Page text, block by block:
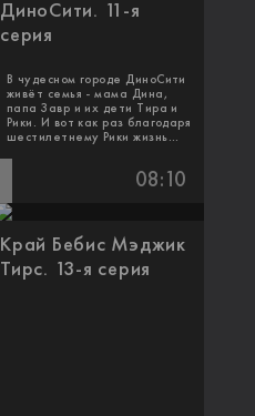
ДиноСити. 11-я
серия
В чудесном городе ДиноСити
живёт семья - мама Дина,
папа Завр и их дети Тира и
Рики. И вот как раз благодаря
шестилетнему Рики жизнь...
08:10
Край Бебис Мэджик
Тирс. 13-я серия